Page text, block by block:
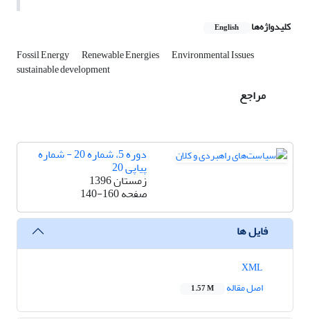
کلیدواژه‌ها English
Fossil Energy Renewable Energies Environmental Issues
sustainable development
مراجع
دوره 5، شماره 20 - شماره
پیاپی 20
زمستان 1396
صفحه140-160
فایل ها
اصل مقاله
1.57 M